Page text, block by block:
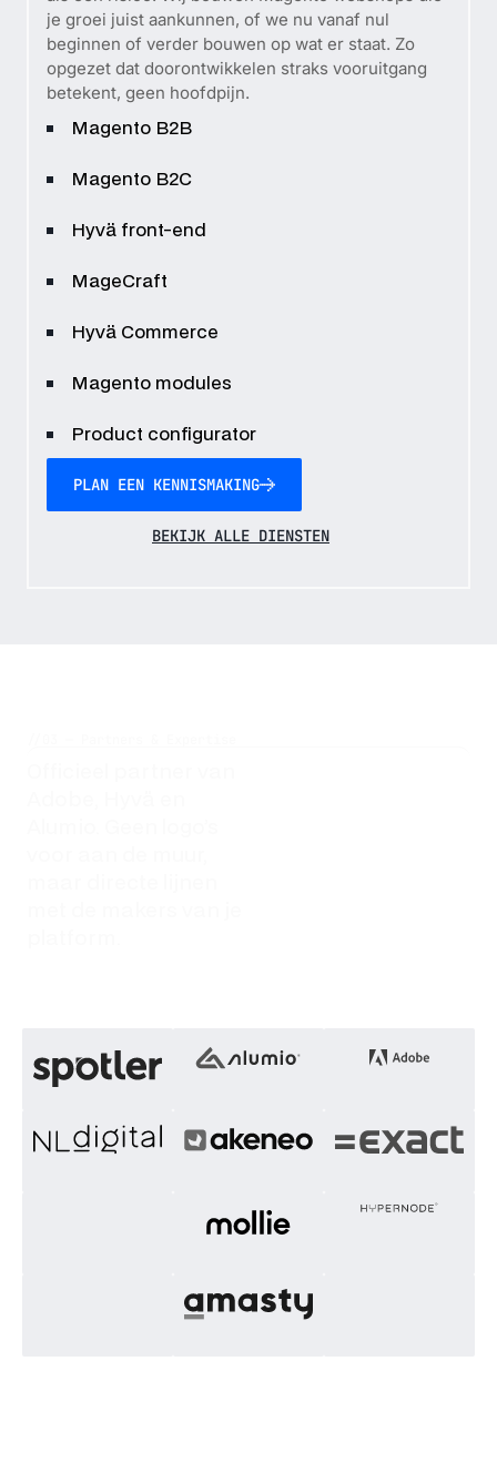
je groei juist aankunnen, of we nu vanaf nul
beginnen of verder bouwen op wat er staat. Zo
opgezet dat doorontwikkelen straks vooruitgang
betekent, geen hoofdpijn.
Magento B2B
Magento B2C
Hyvä front-end
MageCraft
Hyvä Commerce
Magento modules
Product configurator
PLAN EEN KENNISMAKING
BEKIJK ALLE DIENSTEN